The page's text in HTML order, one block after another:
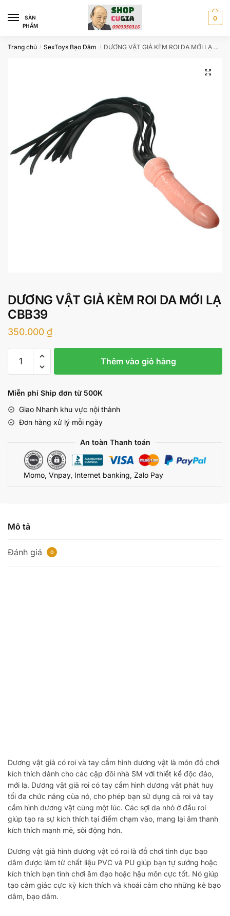
navigation
content
SÀN
PHẨM
0
Trang chủ / SexToys Bạo Dâm / DƯƠNG VẬT GIẢ KÈM ROI DA MỚI LẠ CBB39
DƯƠNG VẬT GIẢ KÈM ROI DA MỚI LẠ
CBB39
350.000 ₫
VẬT
KÈM
DA
MỚI
CBB39
lượng
Thêm vào giỏ hàng
Miễn phí Ship đơn từ 500K
Giao Nhanh khu vực nội thành
Đơn hàng xử lý mỗi ngày
An toàn Thanh toán
Momo, Vnpay, Internet banking, Zalo Pay
Mô tả
Đánh giá 0
Dương vật giả có roi và tay cầm hình dương vật là món đồ chơi
kích thích dành cho các cặp đôi nhà SM với thiết kế độc đáo,
mới lạ. Dương vật giả roi có tay cầm hình dương vật phát huy
tối đa chức năng của nó, cho phép bạn sử dụng cả roi và tay
cầm hình dương vật cùng một lúc. Các sợi da nhỏ ở đầu roi
giúp tạo ra sự kích thích tại điểm chạm vào, mang lại âm thanh
kích thích mạnh mẽ, sôi động hơn.
Dương vật giả hình dương vật có roi là đồ chơi tình dục bạo
dâm được làm từ chất liệu PVC và PU giúp bạn tự sướng hoặc
kích thích bạn tình chơi âm đạo hoặc hậu môn cực tốt. Nó giúp
tạo cảm giác cực kỳ kích thích và khoái cảm cho những kẻ bạo
dâm, bạo dâm.